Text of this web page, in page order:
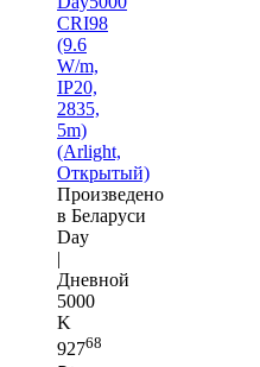
CRI98
(9.6
W/m,
IP20,
2835,
5m)
(Arlight,
Открытый)
Произведено
в Беларуси
Day
|
Дневной
5000
K
92768